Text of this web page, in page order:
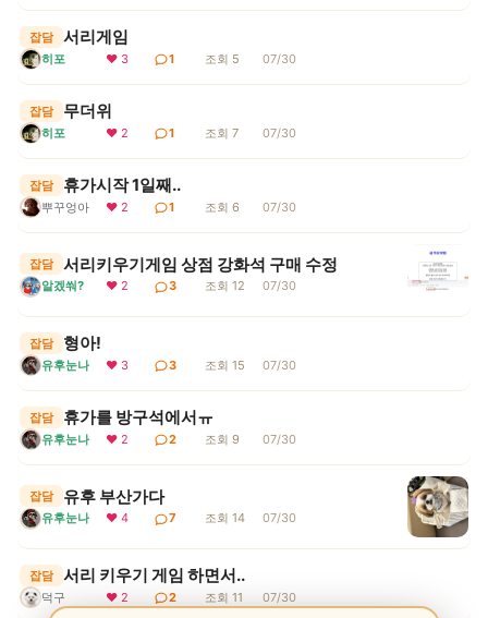
잡담 서리게임
히포 ❤ 3 1 조회 5 07/30
잡담 무더위
히포 ❤ 2 1 조회 7 07/30
잡담 휴가시작 1일째..
뿌꾸엉아 ❤ 2 1 조회 6 07/30
잡담 서리키우기게임 상점 강화석 구매 수정
알겠쒀? ❤ 2 3 조회 12 07/30
잡담 형아!
유후눈나 ❤ 3 3 조회 15 07/30
잡담 휴가를 방구석에서ㅠ
유후눈나 ❤ 2 2 조회 9 07/30
잡담 유후 부산가다
유후눈나 ❤ 4 7 조회 14 07/30
잡담 서리 키우기 게임 하면서..
덕구 ❤ 2 2 조회 11 07/30